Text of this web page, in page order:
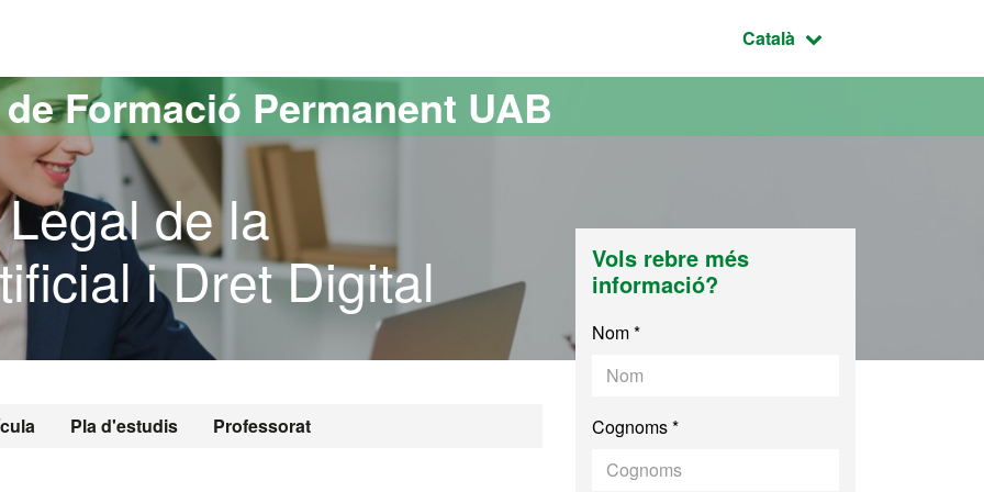
Idioma seleccionat:
Català
Formació Permanent UAB
de la
i Dret Digital
Pla d'estudis Professorat
Vols rebre més
informació?
Nom *
Cognoms *